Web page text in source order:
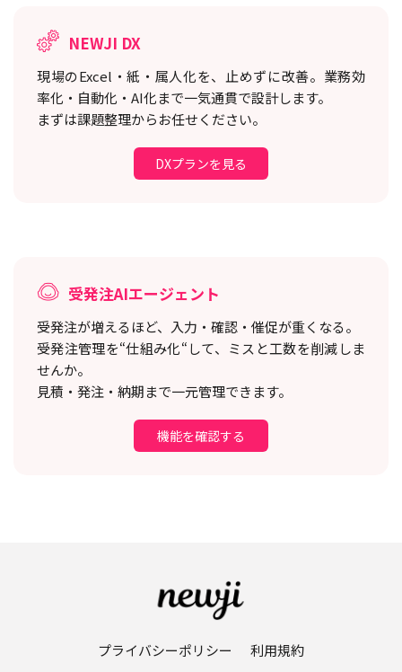
NEWJI DX
現場のExcel・紙・属人化を、止めずに改善。 業務効
率化・自動化・AI化まで一気通貫で設計します。
まずは課題整理からお任せください。
DXプランを見る
受発注AIエージェント
受発注が増えるほど、入力・確認・催促が重くなる。
受発注管理を“仕組み化“して、ミスと工数を削減しま
せんか。
見積・発注・納期まで一元管理できます。
機能を確認する
プライバシーポリシー
利用規約